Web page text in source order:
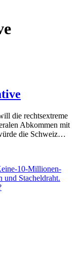
2020)
die rechtsextreme
Abkommen mit
die Schweiz…